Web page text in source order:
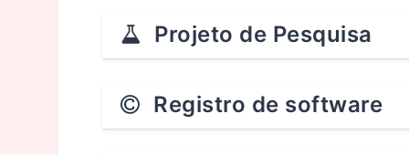
Projeto de Pesquisa
Registro de software